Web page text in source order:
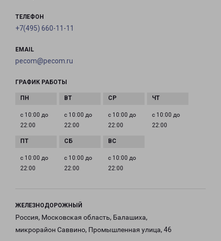
ТЕЛЕФОН
+7(495) 660-11-11
EMAIL
pecom@pecom.ru
ГРАФИК РАБОТЫ
с 10:00 до
22:00
с 10:00 до
22:00
с 10:00 до
22:00
с 10:00 до
22:00
с 10:00 до
22:00
с 10:00 до
22:00
с 10:00 до
22:00
ЖЕЛЕЗНОДОРОЖНЫЙ
Россия, Московская область, Балашиха,
микрорайон Саввино, Промышленная улица, 46